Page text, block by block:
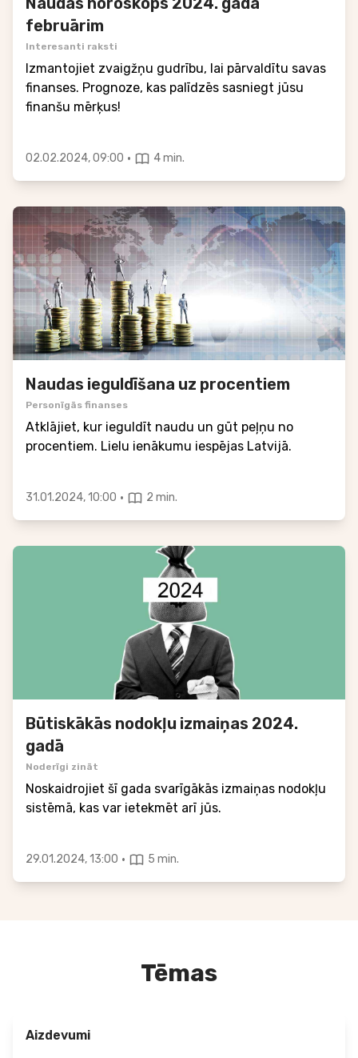
februārim
Interesanti raksti
Izmantojiet zvaigžņu gudrību, lai pārvaldītu savas
finanses. Prognoze, kas palīdzēs sasniegt jūsu
finanšu mērķus!
02.02.2024, 09:00 · 4 min.
Naudas ieguldīšana uz procentiem
Personīgās finanses
Atklājiet, kur ieguldīt naudu un gūt peļņu no
procentiem. Lielu ienākumu iespējas Latvijā.
31.01.2024, 10:00 · 2 min.
Būtiskākās nodokļu izmaiņas 2024.
gadā
Noderīgi zināt
Noskaidrojiet šī gada svarīgākās izmaiņas nodokļu
sistēmā, kas var ietekmēt arī jūs.
29.01.2024, 13:00 · 5 min.
Tēmas
Aizdevumi